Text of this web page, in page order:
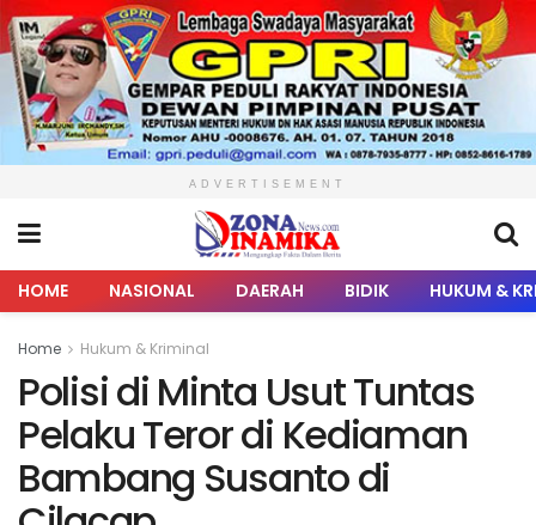
ADVERTISEMENT
HOME NASIONAL DAERAH BIDIK HUKUM &
Home Hukum & Kriminal
Polisi di Minta Usut Tuntas
Pelaku Teror di Kediaman
Bambang Susanto di